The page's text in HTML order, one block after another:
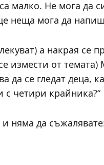
малко. Не мога да
неща мога да
а накрая се
измести от
да се гледат деца,
с четири крайника?“
няма да